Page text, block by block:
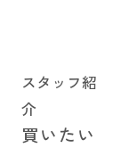
スタッフ紹
介
買いたい